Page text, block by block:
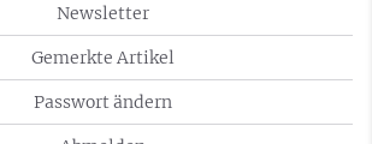
Newsletter
Gemerkte Artikel
Passwort ändern